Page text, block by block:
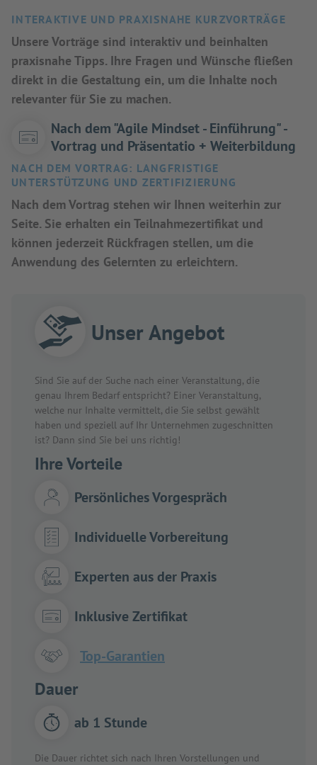
INTERAKTIVE UND PRAXISNAHE KURZVORTRÄGE
Unsere Vorträge sind interaktiv und beinhalten
praxisnahe Tipps. Ihre Fragen und Wünsche fließen
direkt in die Gestaltung ein, um die Inhalte noch
relevanter für Sie zu machen.
Nach dem "Agile Mindset - Einführung" -
Vortrag und Präsentatio + Weiterbildung
NACH DEM VORTRAG: LANGFRISTIGE
UNTERSTÜTZUNG UND ZERTIFIZIERUNG
Nach dem Vortrag stehen wir Ihnen weiterhin zur
Seite. Sie erhalten ein Teilnahmezertifikat und
können jederzeit Rückfragen stellen, um die
Anwendung des Gelernten zu erleichtern.
Unser Angebot
Sind Sie auf der Suche nach einer Veranstaltung, die
genau Ihrem Bedarf entspricht? Einer Veranstaltung,
welche nur Inhalte vermittelt, die Sie selbst gewählt
haben und speziell auf Ihr Unternehmen zugeschnitten
ist? Dann sind Sie bei uns richtig!
Ihre Vorteile
Persönliches Vorgespräch
Individuelle Vorbereitung
Experten aus der Praxis
Inklusive Zertifikat
Top-Garantien
Dauer
ab 1 Stunde
Die Dauer richtet sich nach Ihren Vorstellungen und